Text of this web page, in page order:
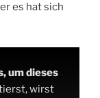
es hat sich
um dieses
wirst